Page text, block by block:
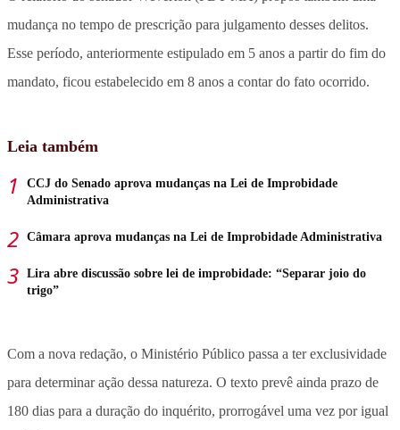
mudança no tempo de prescrição para julgamento desses delitos.
Esse período, anteriormente estipulado em 5 anos a partir do fim do
mandato, ficou estabelecido em 8 anos a contar do fato ocorrido.
Leia também
CCJ do Senado aprova mudanças na Lei de Improbidade
Administrativa
Câmara aprova mudanças na Lei de Improbidade Administrativa
Lira abre discussão sobre lei de improbidade: “Separar joio do
trigo”
Com a nova redação, o Ministério Público passa a ter exclusividade
para determinar ação dessa natureza. O texto prevê ainda prazo de
180 dias para a duração do inquérito, prorrogável uma vez por igual